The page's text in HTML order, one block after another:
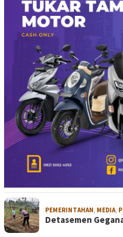
PEMERINTAHAN, MEDIA,
Detasemen